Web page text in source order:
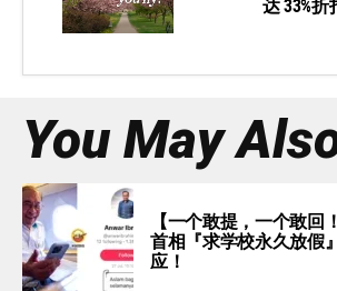
达 33%折
You May
【一个敢提，一个敢回
首相『求学校永久放假
应！